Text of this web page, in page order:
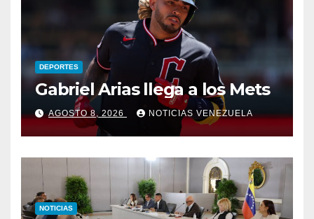
DEPORTES
Gabriel Arias llega a los Mets
AGOSTO 8, 2026 NOTICIAS VENEZUELA
NOTICIAS